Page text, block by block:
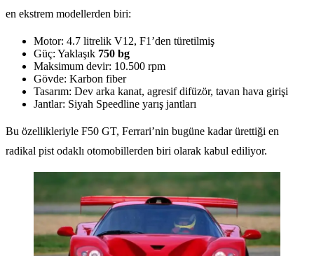
en ekstrem modellerden biri:
Motor: 4.7 litrelik V12, F1’den türetilmiş
Güç: Yaklaşık 750 bg
Maksimum devir: 10.500 rpm
Gövde: Karbon fiber
Tasarım: Dev arka kanat, agresif difüzör, tavan hava girişi
Jantlar: Siyah Speedline yarış jantları
Bu özellikleriyle F50 GT, Ferrari’nin bugüne kadar ürettiği en
radikal pist odaklı otomobillerden biri olarak kabul ediliyor.